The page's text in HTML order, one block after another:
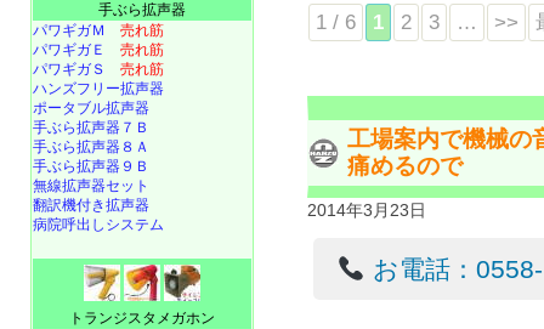
1 / 6 1 2 3 … >>
工場案内で機械の
痛めるので
2014年3月23日
お電話：
手ぶら拡声器
パワギガＭ 売れ筋
パワギガＥ 売れ筋
パワギガＳ 売れ筋
ハンズフリー拡声器
ポータブル拡声器
手ぶら拡声器７Ｂ
手ぶら拡声器８Ａ
手ぶら拡声器９Ｂ
無線拡声器セット
翻訳機付き拡声器
病院呼出しシステム
トランジスタメガホン